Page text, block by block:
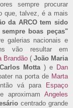
sempre procurar
que, talvez, é a mais
da ARCO tem sido
boas peças"
galerias nacionais e
vão resultar em
Brandão( João Maria
Carlos Motta) e Dan
na porta de Marta
vá para
Espaço
aproximamAngeles
centrado grande